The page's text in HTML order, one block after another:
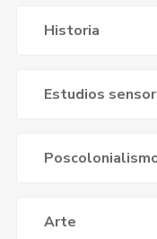
Historia
Estudios
Arte